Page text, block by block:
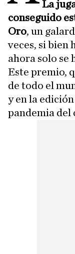
La
conseguido
Oro, un
veces, si bien
ahora solo se
Este premio,
de todo el
y en la
pandemia del